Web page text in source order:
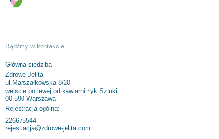
Bądźmy w kontakcie
Główna siedziba
Zdrowe Jelita
ul.Marszałkowska 8/20
wejście po lewej od kawiarni Łyk Sztuki
00-590 Warszawa
Rejestracja ogólna:
226675544
rejestracja@zdrowe-jelita.com